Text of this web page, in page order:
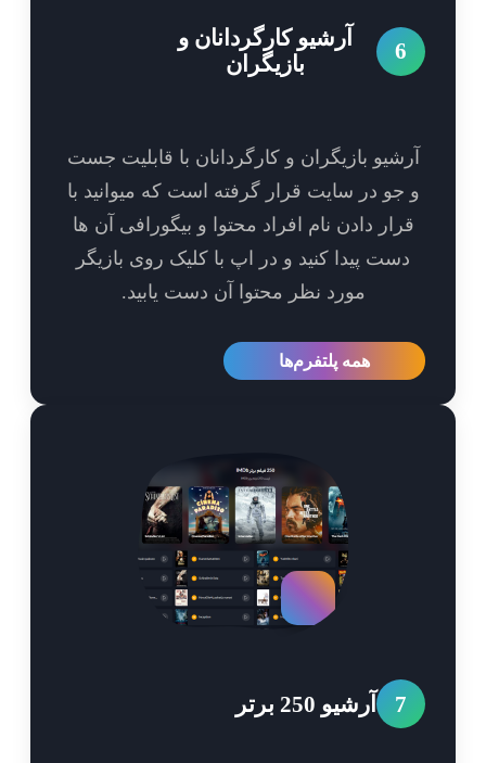
آرشیو کارگردانان و
بازیگران
بازیگران و کارگردانان با قابلیت جست
در سایت قرار گرفته است که میوانید با
دادن نام افراد محتوا و بیگورافی آن ها
پیدا کنید و در اپ با کلیک روی بازیگر
مورد نظر محتوا آن دست یابید.
همه پلتفرم‌ها
آرشیو 250 برتر